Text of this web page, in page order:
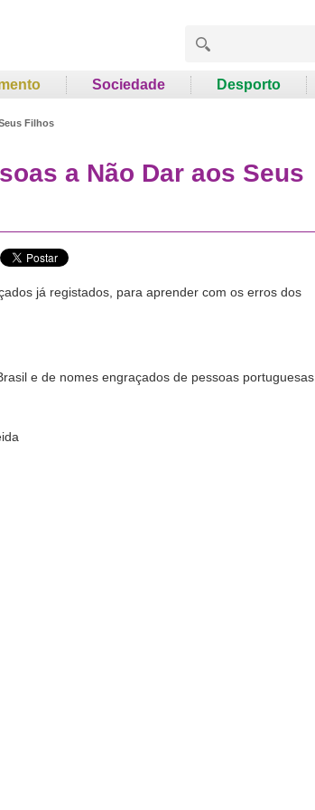
Sociedade Desporto
Filhos
a Não Dar aos Seus
já registados, para aprender com os erros dos
e de nomes engraçados de pessoas portuguesas.